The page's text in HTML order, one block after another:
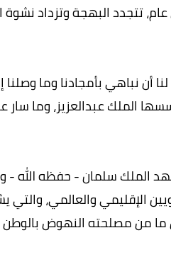
تتجدد البهجة وتزداد نشوة
أن نباهي بأمجادنا وما
الملك عبدالعزيز، وما
الملك سلمان - حفظه الله -
الإقليمي والعالمي، والتي
من مصلحته النهوض بالوطن